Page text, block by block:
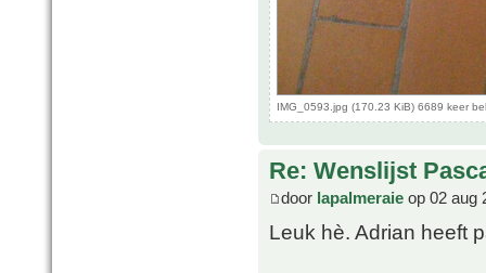
IMG_0593.jpg (170.23 KiB) 6689 keer
Re: Wenslijst
door lapalmeraie op 02 aug
Leuk hè. Adrian heeft